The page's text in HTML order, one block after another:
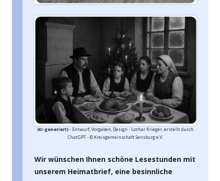
(KI-generiert) - Entwurf, Vorgaben, Design - Lothar Krieger, erstellt durch
ChatGPT -© Kreisgemeinschaft Sensburg e.V.
Wir wünschen Ihnen schöne Lesestunden mit
unserem Heimatbrief, eine besinnliche